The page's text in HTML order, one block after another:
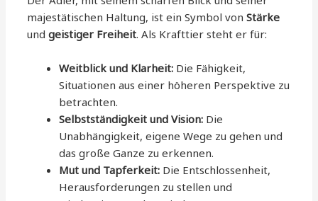
majestätischen Haltung, ist ein Symbol vonStärke
undgeistiger Freiheit. Als Krafttier steht er für:
Weitblick und Klarheit: Die Fähigkeit,
Situationen aus einer höheren Perspektive zu
betrachten.
Selbstständigkeit und Vision: Die
Unabhängigkeit, eigene Wege zu gehen und
das große Ganze zu erkennen.
Mut und Tapferkeit: Die Entschlossenheit,
Herausforderungen zu stellen und